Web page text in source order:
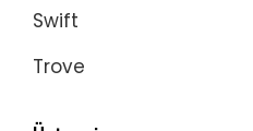
Swift
Trove